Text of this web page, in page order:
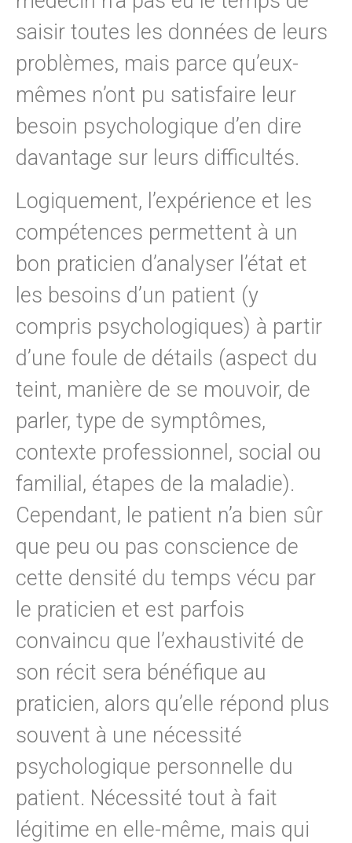
saisir toutes les données de leurs
problèmes, mais parce qu’eux-
mêmes n’ont pu satisfaire leur
besoin psychologique d’en dire
davantage sur leurs difficultés.
Logiquement, l’expérience et les
compétences permettent à un
bon praticien d’analyser l’état et
les besoins d’un patient (y
compris psychologiques) à partir
d’une foule de détails (aspect du
teint, manière de se mouvoir, de
parler, type de symptômes,
contexte professionnel, social ou
familial, étapes de la maladie).
Cependant, le patient n’a bien sûr
que peu ou pas conscience de
cette densité du temps vécu par
le praticien et est parfois
convaincu que l’exhaustivité de
son récit sera bénéfique au
praticien, alors qu’elle répond plus
souvent à une nécessité
psychologique personnelle du
patient. Nécessité tout à fait
légitime en elle-même, mais qui